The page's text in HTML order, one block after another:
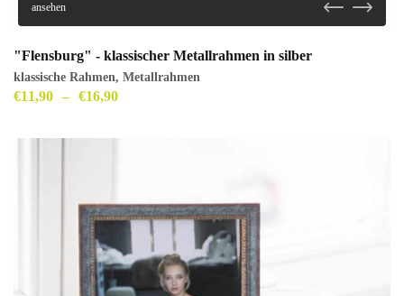
ansehen
"Flensburg" - klassischer Metallrahmen in silber
klassische Rahmen, Metallrahmen
€11,90 – €16,90